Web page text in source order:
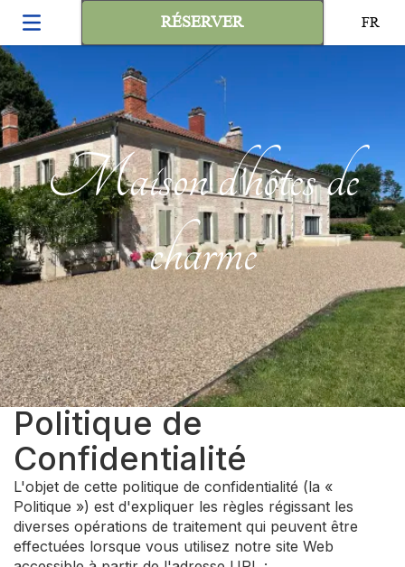
RÉSERVER FR
Maison d’hôtes de
charme
Politique de
Confidentialité
L'objet de cette politique de confidentialité (la «
Politique ») est d'expliquer les règles régissant les
diverses opérations de traitement qui peuvent être
effectuées lorsque vous utilisez notre site Web